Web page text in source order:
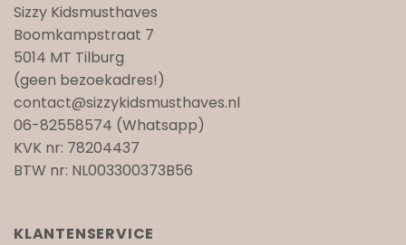
Sizzy Kidsmusthaves
Boomkampstraat 7
5014 MT Tilburg
(geen bezoekadres!)
contact@sizzykidsmusthaves.nl
06-82558574 (Whatsapp)
KVK nr: 78204437
BTW nr: NL003300373B56
KLANTENSERVICE